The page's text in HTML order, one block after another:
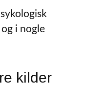
i nogle
kilder